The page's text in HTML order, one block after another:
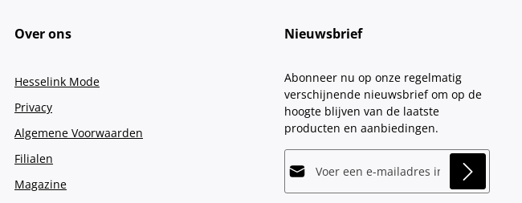
Over ons
Hesselink Mode
Privacy
Algemene Voorwaarden
Filialen
Magazine
Nieuwsbrief
Abonneer nu op onze regelmatig
verschijnende nieuwsbrief om op de
hoogte blijven van de laatste
producten en aanbiedingen.